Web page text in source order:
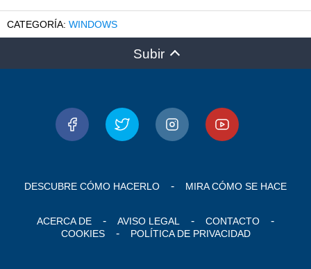
WINDOWS
Subir
DESCUBRE CÓMO HACERLO MIRA CÓMO SE HACE
ACERCA DE AVISO LEGAL
CONTACTO
COOKIES
POLÍTICA DE PRIVACIDAD